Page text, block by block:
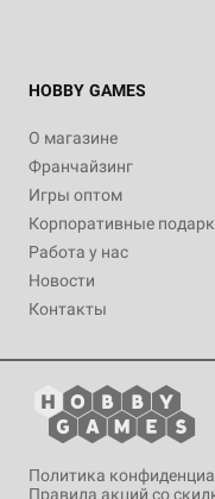
HOBBY GAMES
О магазине
Франчайзинг
Игры оптом
Корпоративные
Работа у нас
Новости
Контакты
Политика
Правила акций со